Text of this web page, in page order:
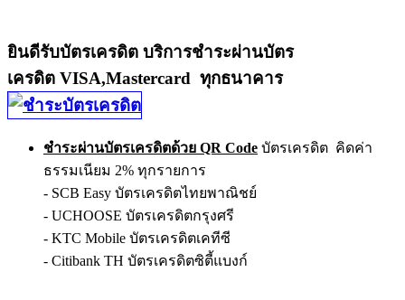
ยินดีรับบัตรเครดิต บริการชำระผ่านบัตร
เครดิต VISA,Mastercard ทุกธนาคาร
ชำระผ่านบัตรเครดิตด้วย QR Code บัตรเครดิต คิดค่า
ธรรมเนียม 2% ทุกรายการ
- SCB Easy บัตรเครดิตไทยพาณิชย์
- UCHOOSE บัตรเครดิตกรุงศรี
- KTC Mobile บัตรเครดิตเคทีซี
- Citibank TH บัตรเครดิตซิตี้แบงก์